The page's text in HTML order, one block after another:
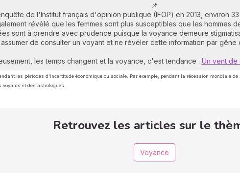
📌
de l'Institut français d'opinion publique (IFOP) en 2013, environ
révélé que les femmes sont plus susceptibles que les hommes
sont à prendre avec prudence puisque la voyance demeure
assumer de consulter un voyant et ne révéler cette information par gêne
les temps changent et la voyance, c'est tendance : Un vent de
les périodes d'incertitude économique ou sociale. Par exemple, pendant la récession mondiale
voyants et des astrologues.
Retrouvez les articles sur le
Voyance